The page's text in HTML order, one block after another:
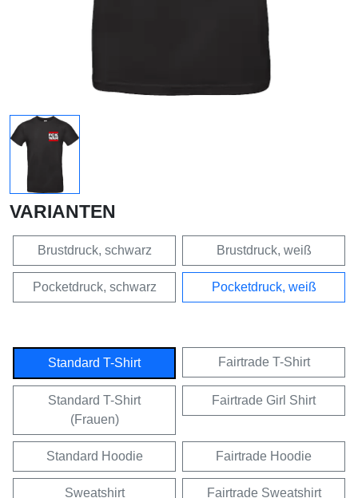
VARIANTEN
Brustdruck, schwarz Brustdruck, weiß
Pocketdruck, schwarz Pocketdruck, weiß
Standard T-Shirt Fairtrade T-Shirt
Standard T-Shirt
(Frauen)
Fairtrade Girl Shirt
Standard Hoodie Fairtrade Hoodie
Sweatshirt Fairtrade Sweatshirt